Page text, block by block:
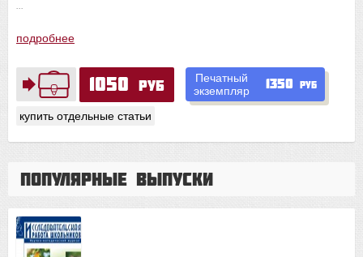
1050 руб
купить отдельные статьи
Печатный
экземпляр
1350 руб
подробнее
Популярные выпуски